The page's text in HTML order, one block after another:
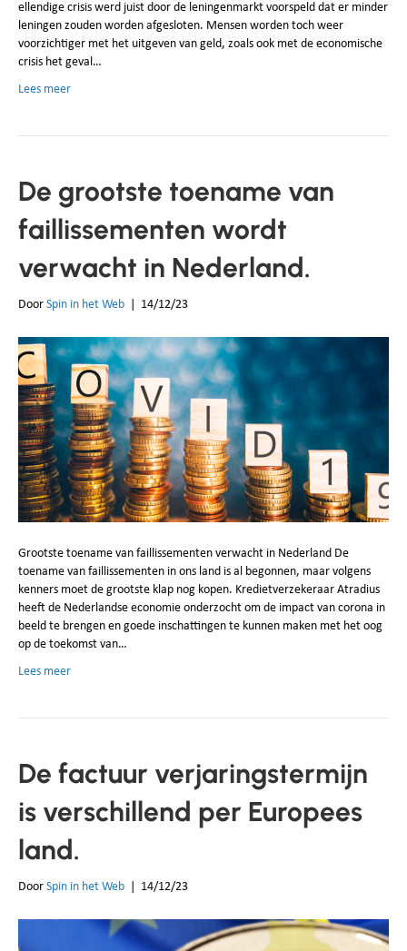
ellendige crisis werd juist door de leningenmarkt voorspeld dat er minder
leningen zouden worden afgesloten. Mensen worden toch weer
voorzichtiger met het uitgeven van geld, zoals ook met de economische
crisis het geval…
Lees meer
De grootste toename van
faillissementen wordt
verwacht in Nederland.
Door Spin in het Web 14/12/23
Grootste toename van faillissementen verwacht in Nederland De
toename van faillissementen in ons land is al begonnen, maar volgens
kenners moet de grootste klap nog kopen. Kredietverzekeraar Atradius
heeft de Nederlandse economie onderzocht om de impact van corona in
beeld te brengen en goede inschattingen te kunnen maken met het oog
op de toekomst van…
Lees meer
De factuur verjaringstermijn
is verschillend per Europees
land.
Door Spin in het Web 14/12/23